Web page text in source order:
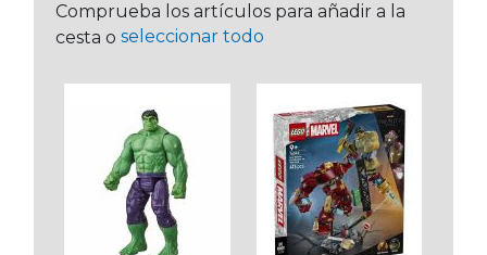
Comprueba los artículos para añadir a la
cesta o seleccionar todo